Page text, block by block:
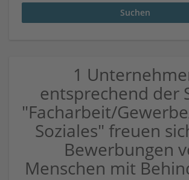
1
entsprechend der
"Facharbeit/
Soziales" freuen
Bewerbungen
Menschen mit